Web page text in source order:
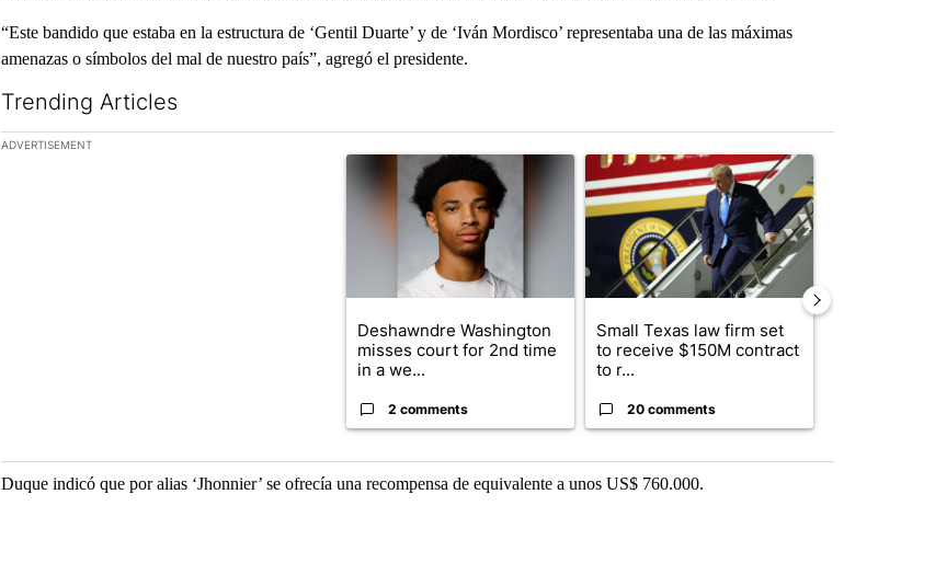
“Este bandido que estaba en la estructura de ‘Gentil Duarte’ y de ‘Iván Mordisco’ representaba una de las máximas
amenazas o símbolos del mal de nuestro país”, agregó el presidente.
Trending Articles
The following is a list of the most commented articles in the last 7 days.
ADVERTISEMENT
A trending article titled "Deshawndre Washington misses court for 2nd time in a
Deshawndre Washington
misses court for 2nd time
in a we...
2 comments
A trending article titled "Small Texas law firm
Small Texas law firm set
to receive $150M contract
to r...
20 comments
Duque indicó que por alias ‘Jhonnier’ se ofrecía una recompensa de equivalente a unos US$ 760.000.